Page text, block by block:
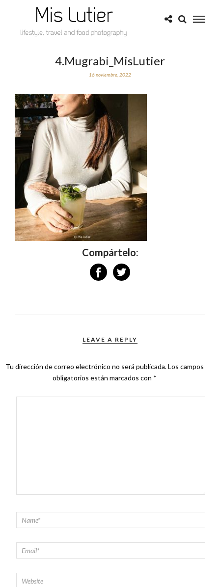
4.Mugrabi_MisLutier
16 noviembre, 2022
Compártelo:
LEAVE A REPLY
Tu dirección de correo electrónico no será publicada.Los campos
obligatorios están marcados con *